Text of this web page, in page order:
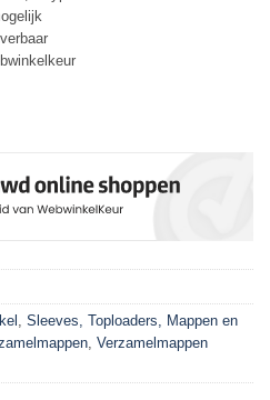
Sleeves, Toploaders, Mappen en
Verzamelmappen